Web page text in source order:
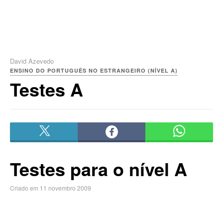
David Azevedo
ENSINO DO PORTUGUÊS NO ESTRANGEIRO (NÍVEL A)
Testes A
Testes para o nível A
Criado em 11 novembro 2009